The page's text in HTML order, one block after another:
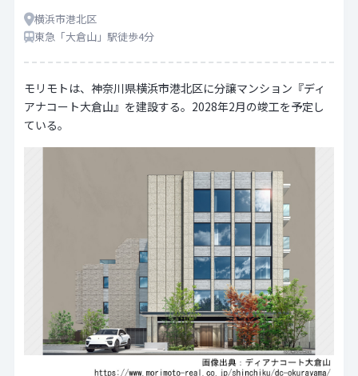
横浜市港北区
東急「大倉山」駅徒歩4分
モリモトは、神奈川県横浜市港北区に分譲マンション『ディ
アナコート大倉山』を建設する。2028年2月の竣工を予定し
ている。